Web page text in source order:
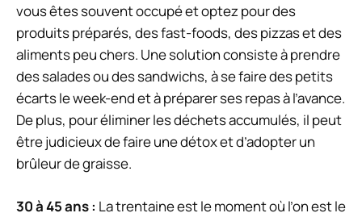
vous êtes souvent occupé et optez pour des
produits préparés, des fast-foods, des pizzas et des
aliments peu chers. Une solution consiste à prendre
des salades ou des sandwichs, à se faire des petits
écarts le week-end et à préparer ses repas à l’avance.
De plus, pour éliminer les déchets accumulés, il peut
être judicieux de faire une détox et d’adopter un
brûleur de graisse.
30 à 45 ans : La trentaine est le moment où l’on est le